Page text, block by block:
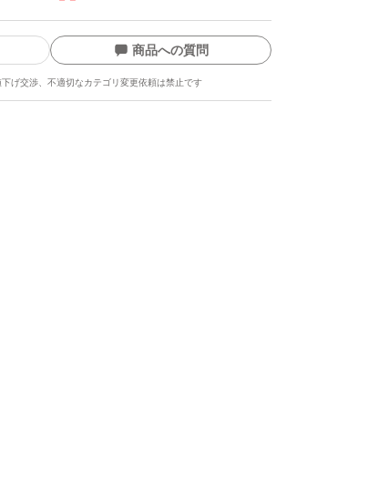
商品への質問
げ交渉、不適切なカテゴリ変更依頼は禁止です